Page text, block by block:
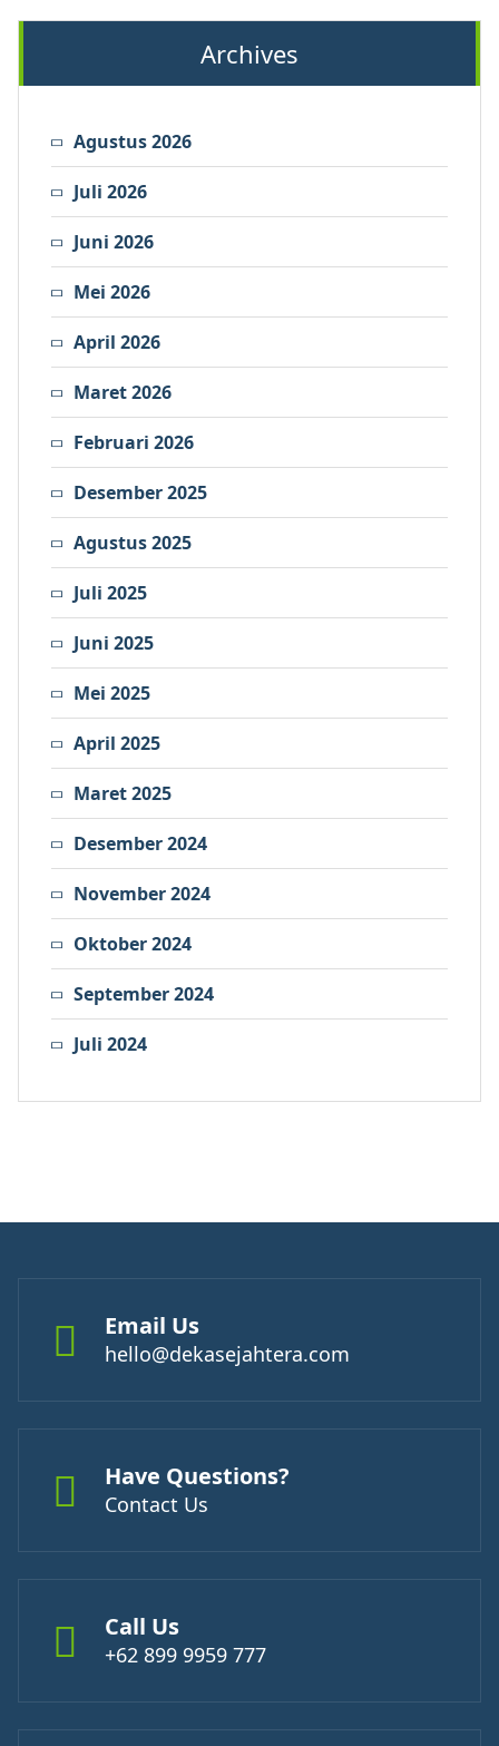
Archives
Agustus 2026
Juli 2026
Juni 2026
Mei 2026
April 2026
Maret 2026
Februari 2026
Desember 2025
Agustus 2025
Juli 2025
Juni 2025
Mei 2025
April 2025
Maret 2025
Desember 2024
November 2024
Oktober 2024
September 2024
Juli 2024
Email Us
hello@dekasejahtera.com
Have Questions?
Contact Us
Call Us
+62 899 9959 777